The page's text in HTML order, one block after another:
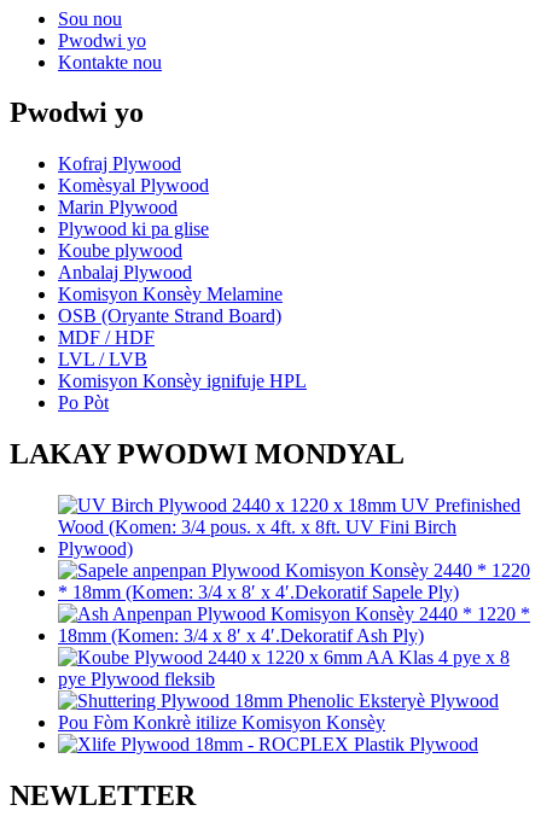
Sou nou
Pwodwi yo
Kontakte nou
Pwodwi yo
Kofraj Plywood
Komèsyal Plywood
Marin Plywood
Plywood ki pa glise
Koube plywood
Anbalaj Plywood
Komisyon Konsèy Melamine
OSB (Oryante Strand Board)
MDF / HDF
LVL / LVB
Komisyon Konsèy ignifuje HPL
Po Pòt
LAKAY PWODWI MONDYAL
NEWLETTER